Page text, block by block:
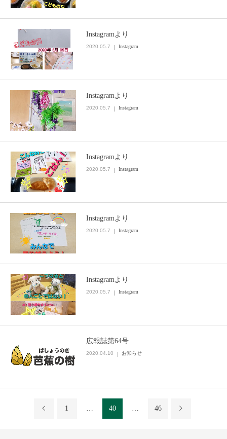
Instagramより
2020.05.7 Instagram
Instagramより
2020.05.7 Instagram
Instagramより
2020.05.7 Instagram
Instagramより
2020.05.7 Instagram
Instagramより
2020.05.7 Instagram
広報誌第64号
2020.04.10 お知らせ
1 40 46